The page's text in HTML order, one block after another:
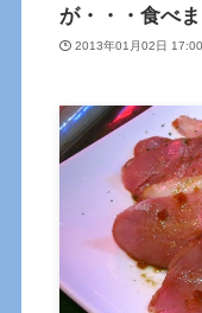
が・・・食べ
2013年01月02日 17:00